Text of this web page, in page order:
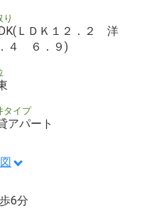
り
ＬＤＫ１２．２ 洋
４ ６．９)
タイプ
アパート
6分